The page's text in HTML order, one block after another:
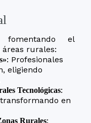
el
rurales:
: Profesionales
eligiendo
Tecnológicas:
en
Rurales: